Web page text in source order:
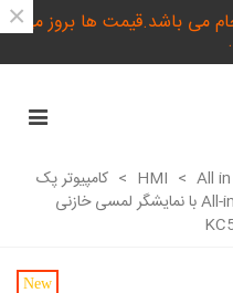
می باشد.قیمت ها بروز می×
> All
> کامپیوتر پک
All-in-One 21.5inch box i5 5200u (HMI) با نمایشگر لمسی خازنی
New